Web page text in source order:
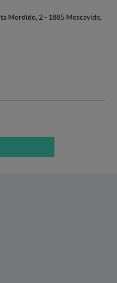
Mordido, 2 - 1885 Moscavide,